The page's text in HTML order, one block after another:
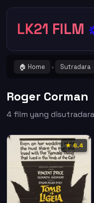
LK21 FILM
🏠 Home › Sutradara
! Catat dan Bookmark
Roger Corman
4 film yang
★ 6.4